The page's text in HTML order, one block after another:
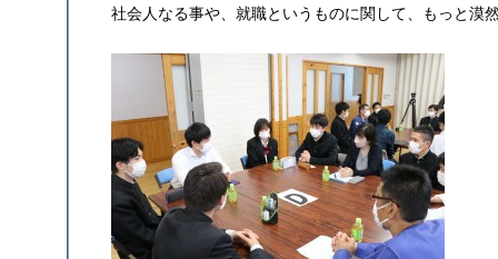
社会人なる事や、就職というものに関して、もっと漠